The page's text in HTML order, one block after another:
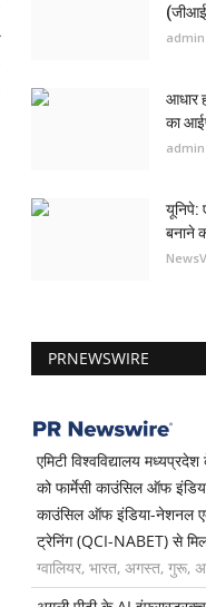
admin
आधार
का
admin
यूनिपे:
बनाने
PRNEWSWIRE
एमिटी विश्वविद्यालय
को फार्मेसी काउंसिल ऑफ
काउंसिल ऑफ इंडिया-नेशनल
ट्रेनिंग (QCI-NABET) से
ग्वालियर, भारत, अगस्त,